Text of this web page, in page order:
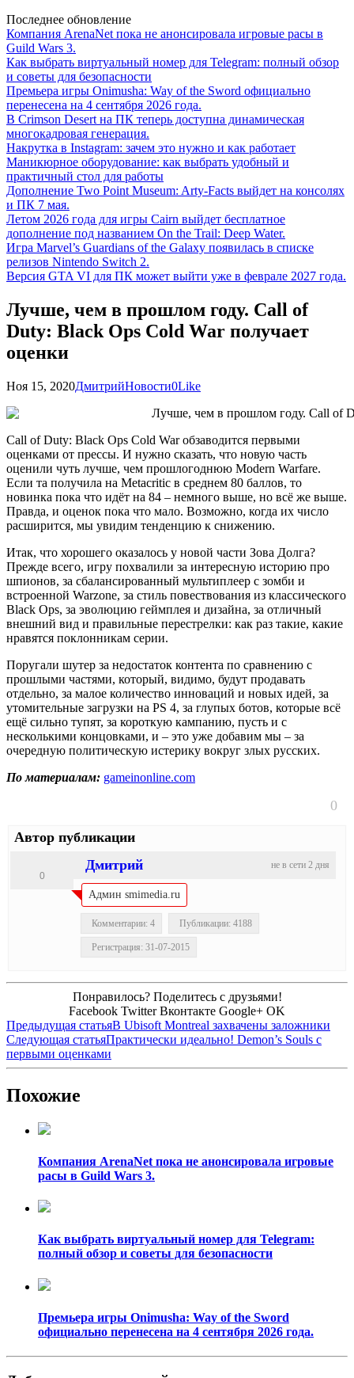
Последнее обновление
Компания ArenaNet пока не анонсировала игровые расы в
Guild Wars 3.
Как выбрать виртуальный номер для Telegram: полный обзор
и советы для безопасности
Премьера игры Onimusha: Way of the Sword официально
перенесена на 4 сентября 2026 года.
В Crimson Desert на ПК теперь доступна динамическая
многокадровая генерация.
Накрутка в Instagram: зачем это нужно и как работает
Маникюрное оборудование: как выбрать удобный и
практичный стол для работы
Дополнение Two Point Museum: Arty-Facts выйдет на консолях
и ПК 7 мая.
Летом 2026 года для игры Cairn выйдет бесплатное
дополнение под названием On the Trail: Deep Water.
Игра Marvel’s Guardians of the Galaxy появилась в списке
релизов Nintendo Switch 2.
Версия GTA VI для ПК может выйти уже в феврале 2027 года.
Лучше, чем в прошлом году. Call of
Duty: Black Ops Cold War получает
оценки
Ноя 15, 2020ДмитрийНовости0Like
Call of Duty: Black Ops Cold War обзаводится первыми
оценками от прессы. И нужно сказать, что новую часть
оценили чуть лучше, чем прошлогоднюю Modern Warfare.
Если та получила на Metacritic в среднем 80 баллов, то
новинка пока что идёт на 84 – немного выше, но всё же выше.
Правда, и оценок пока что мало. Возможно, когда их число
расширится, мы увидим тенденцию к снижению.
Итак, что хорошего оказалось у новой части Зова Долга?
Прежде всего, игру похвалили за интересную историю про
шпионов, за сбалансированный мультиплеер с зомби и
встроенной Warzone, за стиль повествования из классического
Black Ops, за эволюцию геймплея и дизайна, за отличный
внешний вид и правильные перестрелки: как раз такие, какие
нравятся поклонникам серии.
Поругали шутер за недостаток контента по сравнению с
прошлыми частями, который, видимо, будут продавать
отдельно, за малое количество инноваций и новых идей, за
утомительные загрузки на PS 4, за глупых ботов, которые всё
ещё сильно тупят, за короткую кампанию, пусть и с
несколькими концовками, и – это уже добавим мы – за
очередную политическую истерику вокруг злых русских.
По материалам: gameinonline.com
0
Автор публикации
не в сети 2 дня
Дмитрий
0
Админ smimedia.ru
Комментарии: 4 Публикации: 4188
Регистрация: 31-07-2015
Понравилось? Поделитесь с друзьями!
Facebook Twitter Вконтакте Google+ OK
Предыдущая статьяВ Ubisoft Montreal захвачены заложники
Следующая статьяПрактически идеально! Demon’s Souls с
первыми оценками
Похожие
Компания ArenaNet пока не анонсировала игровые
расы в Guild Wars 3.
Как выбрать виртуальный номер для Telegram:
полный обзор и советы для безопасности
Премьера игры Onimusha: Way of the Sword
официально перенесена на 4 сентября 2026 года.